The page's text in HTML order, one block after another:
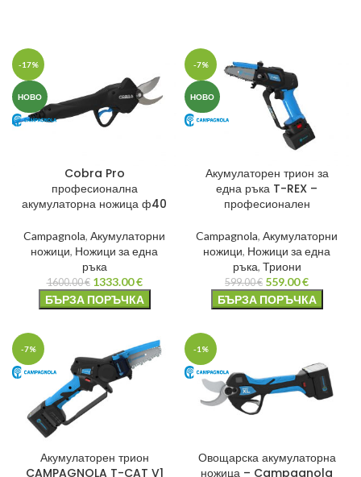
-17%
НОВО
Cobra Pro
професионална
акумулаторна ножица ф40
Campagnola, Акумулаторни
ножици, Ножици за една
ръка
1600.00€ 1333.00€
БЪРЗА ПОРЪЧКА
-7%
НОВО
Акумулаторен трион за
една ръка T-REX –
професионален
Campagnola, Акумулаторни
ножици, Ножици за една
ръка, Триони
599.00€ 559.00€
БЪРЗА ПОРЪЧКА
-7%
Акумулаторен трион
CAMPAGNOLA T-CAT V1
-1%
Овощарска акумулаторна
ножица – Campagnola